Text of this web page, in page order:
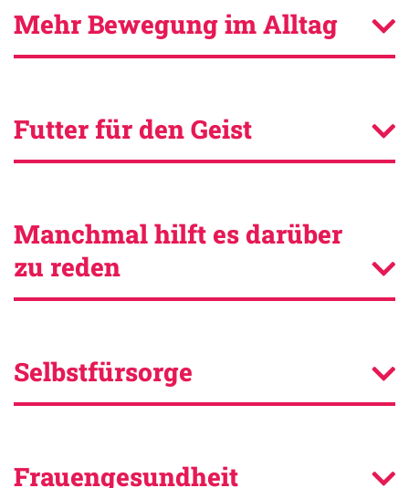
Mehr Bewegung im Alltag
Futter für den Geist
Manchmal hilft es darüber
zu reden
Selbstfürsorge
Frauengesundheit